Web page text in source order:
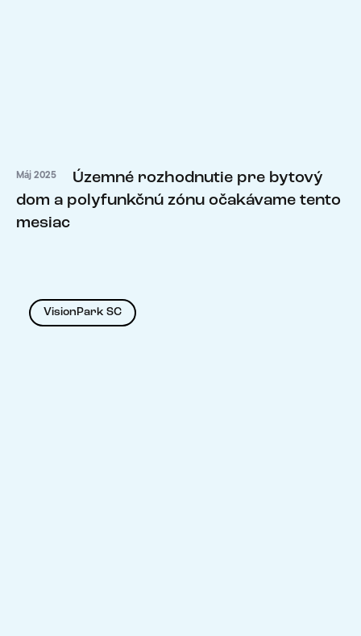
Máj 2025
Územné rozhodnutie pre bytový
dom a polyfunkčnú zónu očakávame tento
mesiac
VisionPark SC